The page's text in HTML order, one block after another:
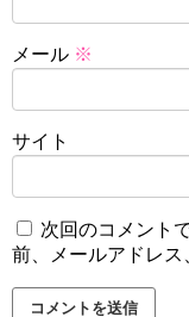
メール ※
サイト
次回のコメント
前、メールアドレス